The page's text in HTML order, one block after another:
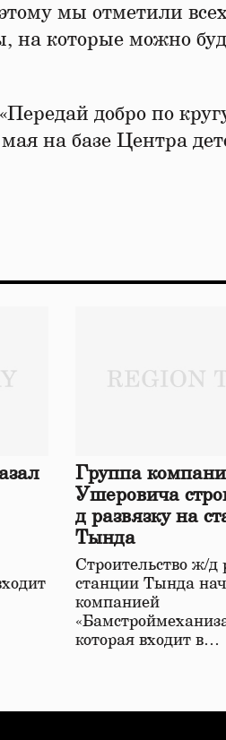
мы отметили
на которые можно
добро по
на базе Центра
Группа
Ушеровича
д развязку на
Тында
Строительство ж/д
станции Тында
компанией
которая входит в…